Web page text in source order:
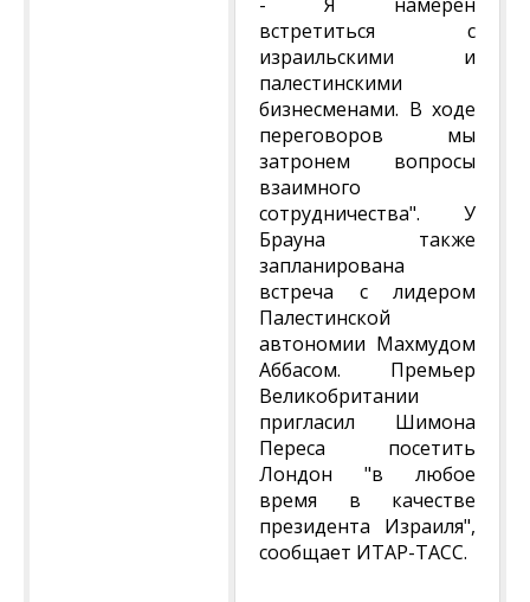
встретиться с
израильскими и
палестинскими
бизнесменами. В ходе
переговоров мы
затронем вопросы
взаимного
сотрудничества". У
Брауна также
запланирована
встреча с лидером
Палестинской
автономии Махмудом
Аббасом. Премьер
Великобритании
пригласил Шимона
Переса посетить
Лондон "в любое
время в качестве
президента Израиля",
сообщает ИТАР-ТАСС.